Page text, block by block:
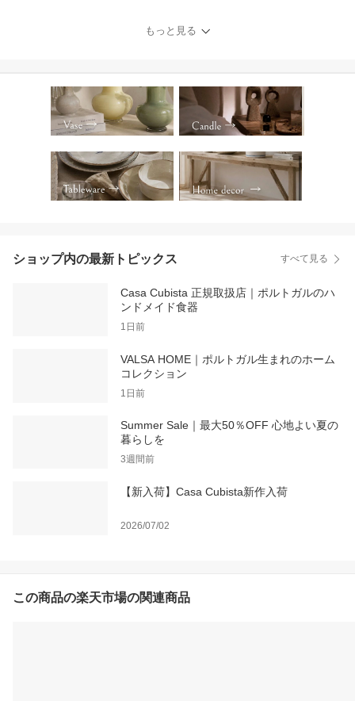
柄 陶器 セラミック ブル
ー グリーン テラコッタ
直輸入 ハンドメイド ポ
ップ モダン
もっと見る
ショップ内の最新トピックス すべて見る
Casa Cubista 正規取扱店｜ポルトガルのハ
ンドメイド食器
1日前
VALSA HOME｜ポルトガル生まれのホーム
コレクション
1日前
Summer Sale｜最大50％OFF 心地よい夏の
暮らしを
3週間前
【新入荷】Casa Cubista新作入荷
2026/07/02
この商品の楽天市場の関連商品